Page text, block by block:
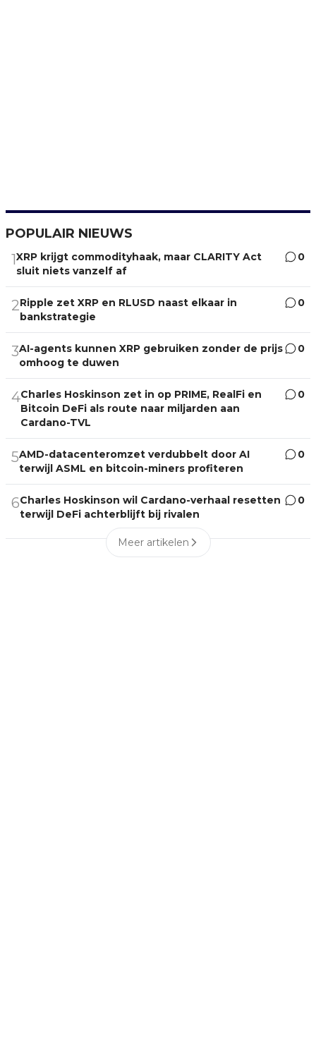
POPULAIR NIEUWS
1XRP krijgt commodityhaak, maar CLARITY Act
sluit niets vanzelf af
0
2Ripple zet XRP en RLUSD naast elkaar in
bankstrategie
0
3AI-agents kunnen XRP gebruiken zonder de prijs
omhoog te duwen
0
4Charles Hoskinson zet in op PRIME, RealFi en
Bitcoin DeFi als route naar miljarden aan
Cardano-TVL
0
5AMD-datacenteromzet verdubbelt door AI
terwijl ASML en bitcoin-miners profiteren
0
6Charles Hoskinson wil Cardano-verhaal resetten
terwijl DeFi achterblijft bij rivalen
0
Meer artikelen